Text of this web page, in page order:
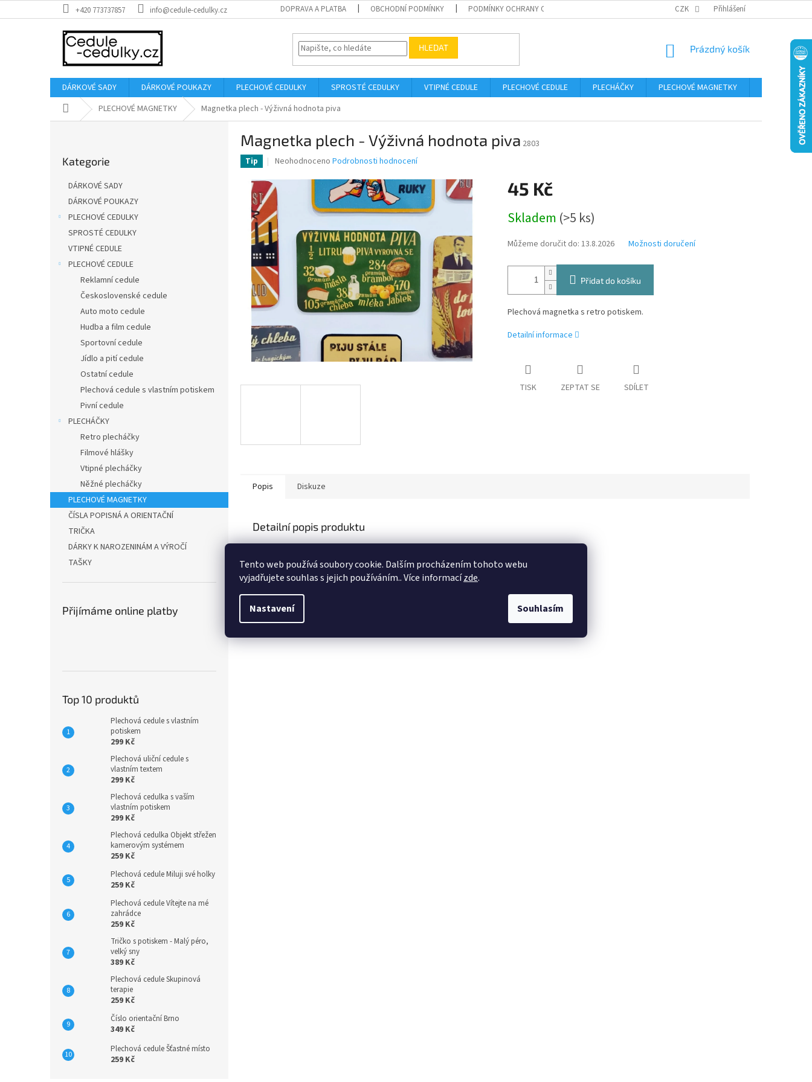
Tento web používá soubory cookie. Dalším procházením tohoto webu
vyjadřujete souhlas s jejich používáním.. Více informacízde.
Nastavení Souhlasím
na
+420 773737857 info@cedule-cedulky.cz DOPRAVA A PLATBA OBCHODNÍ PODMÍNKY PODMÍNKY OCHRANY OSOBNÍCH ÚDAJŮ CZK Přihlášení
HLEDAT
NÁKUPNÍ
Prázdný košík
DÁRKOVÉ SADY DÁRKOVÉ POUKAZY PLECHOVÉ CEDULKY SPROSTÉ CEDULKY VTIPNÉ CEDULE PLECHOVÉ CEDULE PLECHÁČKY PLECHOVÉ MAGNETKY
ČÍSLA
Domů PLECHOVÉ MAGNETKY Magnetka plech - Výživná hodnota piva
kategorie
Kategorie
DÁRKOVÉ SADY
DÁRKOVÉ POUKAZY
PLECHOVÉ CEDULKY
SPROSTÉ CEDULKY
VTIPNÉ CEDULE
PLECHOVÉ CEDULE
Reklamní cedule
Československé cedule
Auto moto cedule
Hudba a film cedule
Sportovní cedule
Jídlo a pití cedule
Ostatní cedule
Plechová cedule s vlastním potiskem
Pivní cedule
PLECHÁČKY
Retro plecháčky
Filmové hlášky
Vtipné plecháčky
Něžné plecháčky
PLECHOVÉ MAGNETKY
ČÍSLA POPISNÁ A ORIENTAČNÍ
TRIČKA
DÁRKY K NAROZENINÁM A VÝROČÍ
TAŠKY
Přijímáme online platby
Top 10 produktů
Plechová cedule s vlastním
potiskem
299 Kč
Plechová uliční cedule s
vlastním textem
299 Kč
Plechová cedulka s vaším
vlastním potiskem
299 Kč
Plechová cedulka Objekt střežen
kamerovým systémem
259 Kč
Plechová cedule Miluji své holky
259 Kč
Plechová cedule Vítejte na mé
zahrádce
259 Kč
Tričko s potiskem - Malý péro,
velký sny
389 Kč
Plechová cedule Skupinová
terapie
259 Kč
Číslo orientační Brno
349 Kč
Plechová cedule Šťastné místo
259 Kč
Magnetka plech - Výživná hodnota piva 2803
Tip
Průměrné
produktu
je
0,0
z
5
hvězdiček.
Neohodnoceno Podrobnosti hodnocení
45 Kč
cena:
Skladem (>5 ks)
Můžeme doručit do: 13.8.2026 Možnosti doručení
Přidat do košíku
Plechová magnetka s retro potiskem.
Detailní informace
TISK ZEPTAT SE SDÍLET
Popis Diskuze
Detailní popis produktu
Materiál magnetky: plech (hliník)